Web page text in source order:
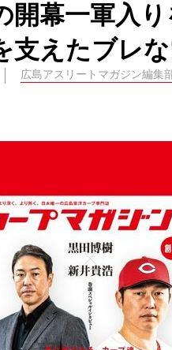
開幕一軍入
支えたブレ
広島アスリートマガジン編集